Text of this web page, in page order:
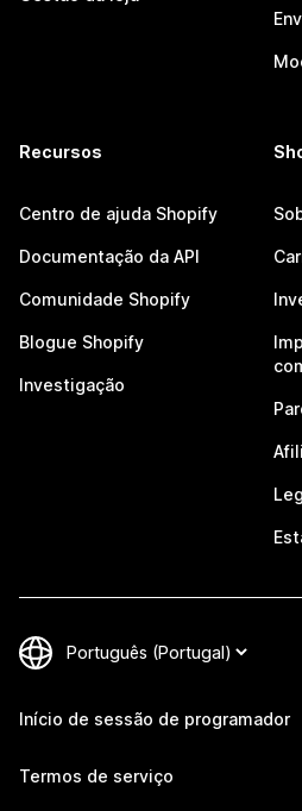
Recursos
Centro de ajuda Shopify
Documentação da API
Comunidade Shopify
Blogue Shopify
Investigação
Início de sessão de programador
Termos de serviço